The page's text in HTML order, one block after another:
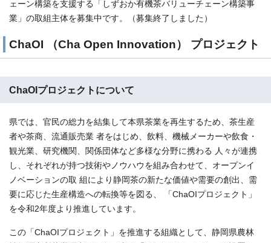
ェーン構築を支援する「しずおか有機茶バリューチェーン構築事
業」の取組主体を募集中です。（募集終了しました）
ChaOI （Cha Open Innovation） プロジェクト
ChaOIプロジェクトについて
県では、官民の総力を結集して本県茶業を再生するため、茶生産
者や茶商、流通販売業 者をはじめ、飲料、機械メーカーや飲食・
観光業、研究機関、関係団体など多様な分野に携わる 人々が連携
し、それぞれが持つ技術やノウハウを組み合わせて、オープンイ
ノベーションの取 組により静岡茶の新たな価値や需要の創出、需
要に応じた生産構造への転換等を図る、 「ChaOIプロジェクト」
を令和2年度より推進しています。
この「ChaOIプロジェクト」を推進する組織として、静岡県農林